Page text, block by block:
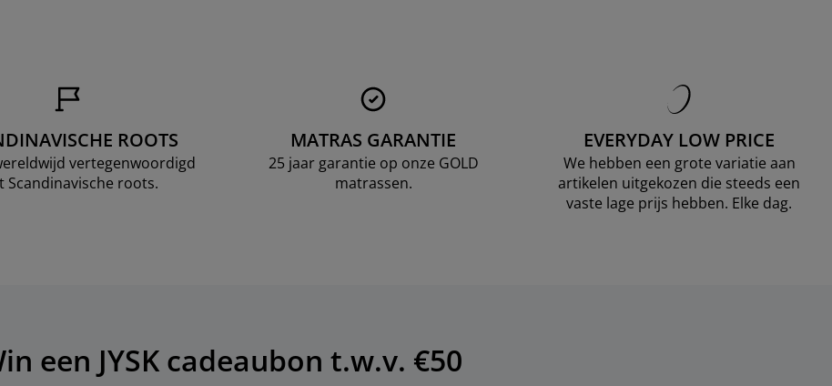
ROOTS
vertegenwoordigd
Scandinavische roots.
MATRAS GARANTIE
25 jaar garantie op onze GOLD
matrassen.
EVERYDAY LOW PRICE
We hebben een grote variatie aan
artikelen uitgekozen die steeds een
vaste lage prijs hebben. Elke dag.
een JYSK cadeaubon t.w.v. €50